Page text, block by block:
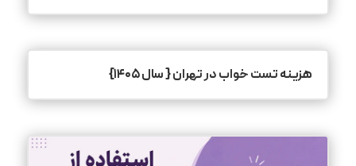
هزینه تست خواب در تهران { سال ۱۴۰۵}